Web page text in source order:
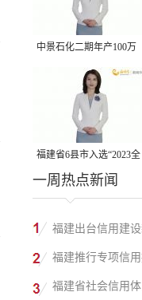
中景石化二期年产100万
吨丙烷脱氢项目建成中交
福建省6县市入选“2023全
国县域发展潜力百强县”
一周热点新闻
福建出台信用建设
治化新阶段
福建推行专项信
明改革成效显著
福建省社会信用